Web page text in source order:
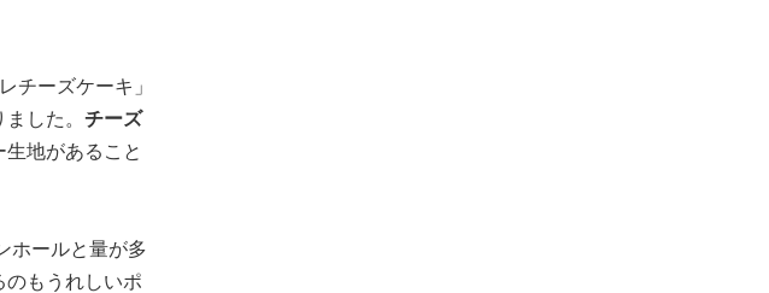
チーズケーキ」
した。 チーズ
生地があること
ホールと量が多
のもうれしいポ